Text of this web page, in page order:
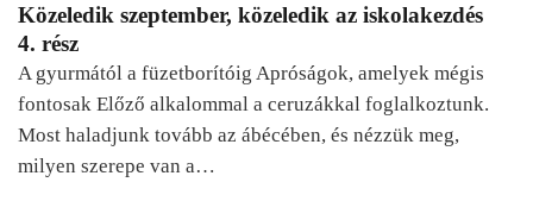
Közeledik szeptember, közeledik az iskolakezdés
4. rész
A gyurmától a füzetborítóig Apróságok, amelyek mégis
fontosak Előző alkalommal a ceruzákkal foglalkoztunk.
Most haladjunk tovább az ábécében, és nézzük meg,
milyen szerepe van a…